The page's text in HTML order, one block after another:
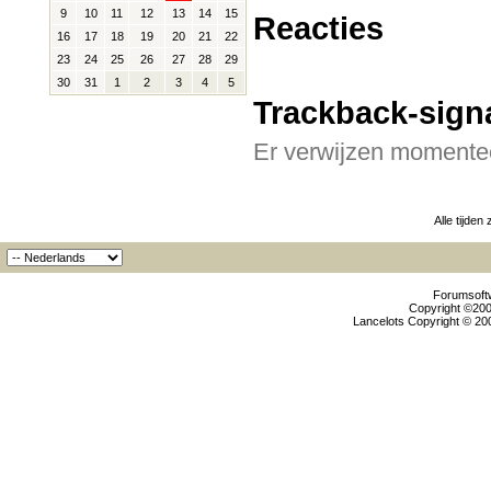
Reacties
Trackback-
Er verwijzen
9
10 11 12 13 14
15
16
17 18 19 20 21
22
23
24 25 26 27 28
29
30
31 1 2 3 4 5
Alle tijden
Copyright
Lancelots Copyright ©